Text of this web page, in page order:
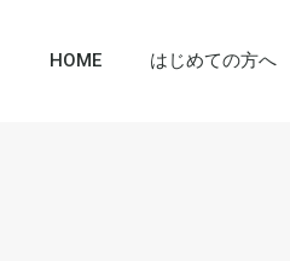
HOME はじめての方へ